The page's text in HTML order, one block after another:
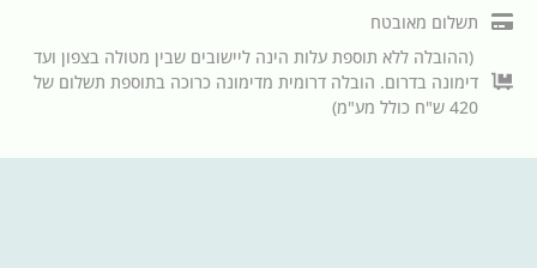
תשלום מאובטח
(ההובלה ללא תוספת עלות הינה ליישובים שבין מטולה בצפון ועד
דימונה בדרום. הובלה דרומית מדימונה כרוכה בתוספת תשלום של
420 ש"ח כולל מע"מ)